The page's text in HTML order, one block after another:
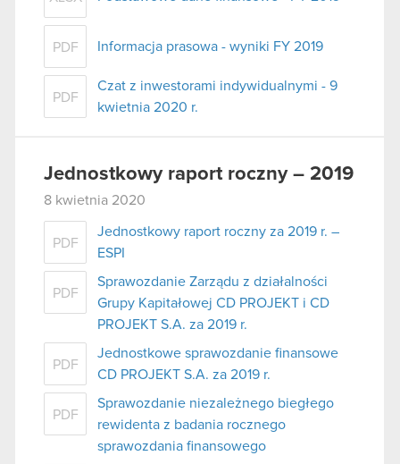
PDF Informacja prasowa - wyniki FY 2019
PDF
Czat z inwestorami indywidualnymi - 9
kwietnia 2020 r.
Jednostkowy raport roczny – 2019
8 kwietnia 2020
PDF
Jednostkowy raport roczny za 2019 r. –
ESPI
PDF
Sprawozdanie Zarządu z działalności
Grupy Kapitałowej CD PROJEKT i CD
PROJEKT S.A. za 2019 r.
PDF
Jednostkowe sprawozdanie finansowe
CD PROJEKT S.A. za 2019 r.
PDF
Sprawozdanie niezależnego biegłego
rewidenta z badania rocznego
sprawozdania finansowego